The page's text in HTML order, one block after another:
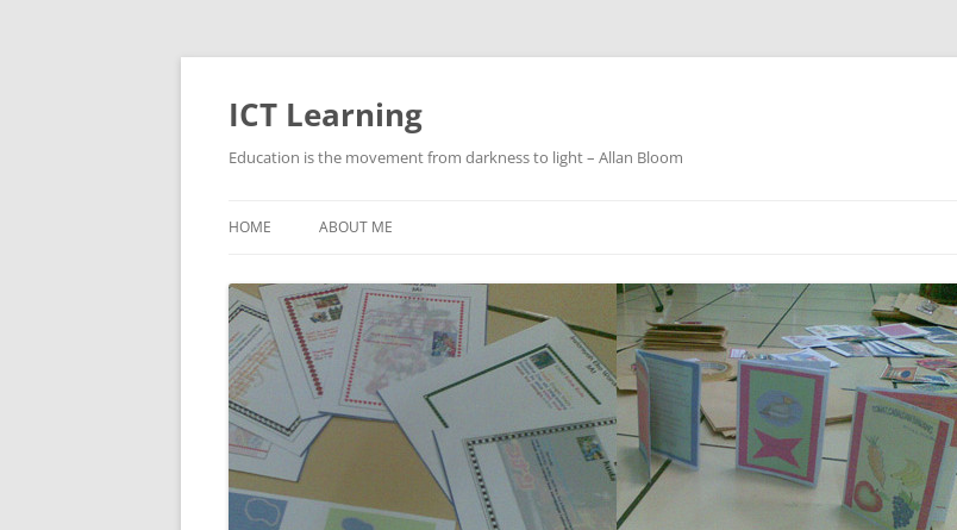
Skip
ICT Learning
Education is the movement from darkness to light – Allan Bloom
HOME ABOUT ME